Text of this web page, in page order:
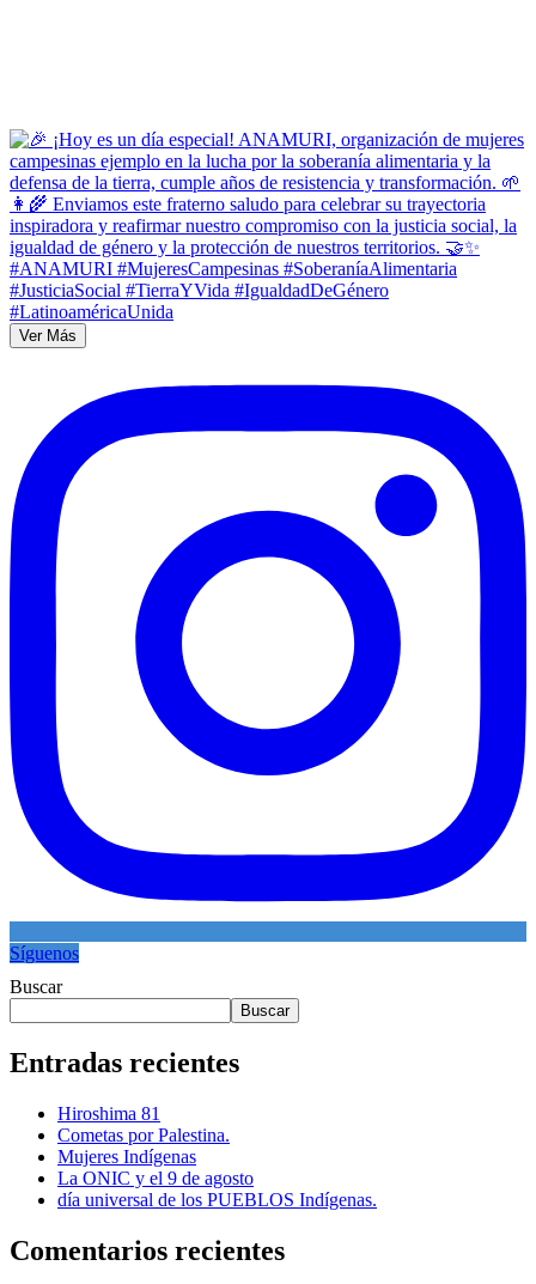
Ver Más
Síguenos
Buscar
Buscar
Entradas recientes
Hiroshima 81
Cometas por Palestina.
Mujeres Indígenas
La ONIC y el 9 de agosto
día universal de los PUEBLOS Indígenas.
Comentarios recientes